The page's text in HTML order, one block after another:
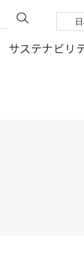
祈り申しあげ
サステナビリ